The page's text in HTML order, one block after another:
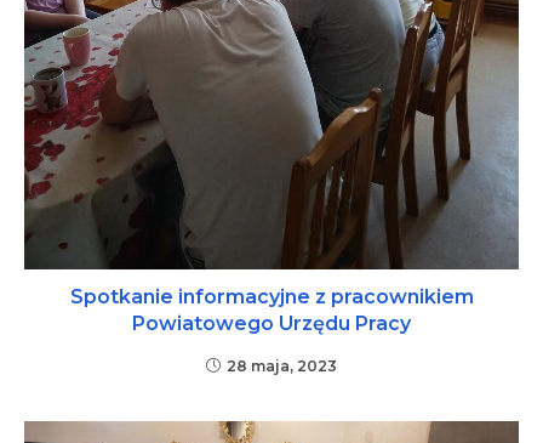
Spotkanie informacyjne z pracownikiem
Powiatowego Urzędu Pracy
28 maja, 2023